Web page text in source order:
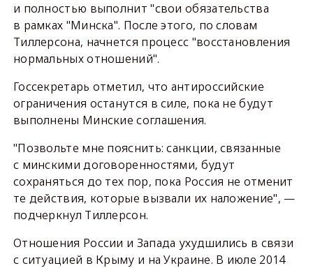
и полностью выполнит "свои обязательства
в рамках "Минска". После этого, по словам
Тиллерсона, начнется процесс "восстановления
нормальных отношений".
Госсекретарь отметил, что антироссийские
ограничения останутся в силе, пока не будут
выполнены Минские соглашения.
"Позвольте мне пояснить: санкции, связанные
с минскими договоренностями, будут
сохраняться до тех пор, пока Россия не отменит
те действия, которые вызвали их наложение", —
подчеркнул Тиллерсон.
Отношения России и Запада ухудшились в связи
с ситуацией в Крыму и на Украине. В июле 2014